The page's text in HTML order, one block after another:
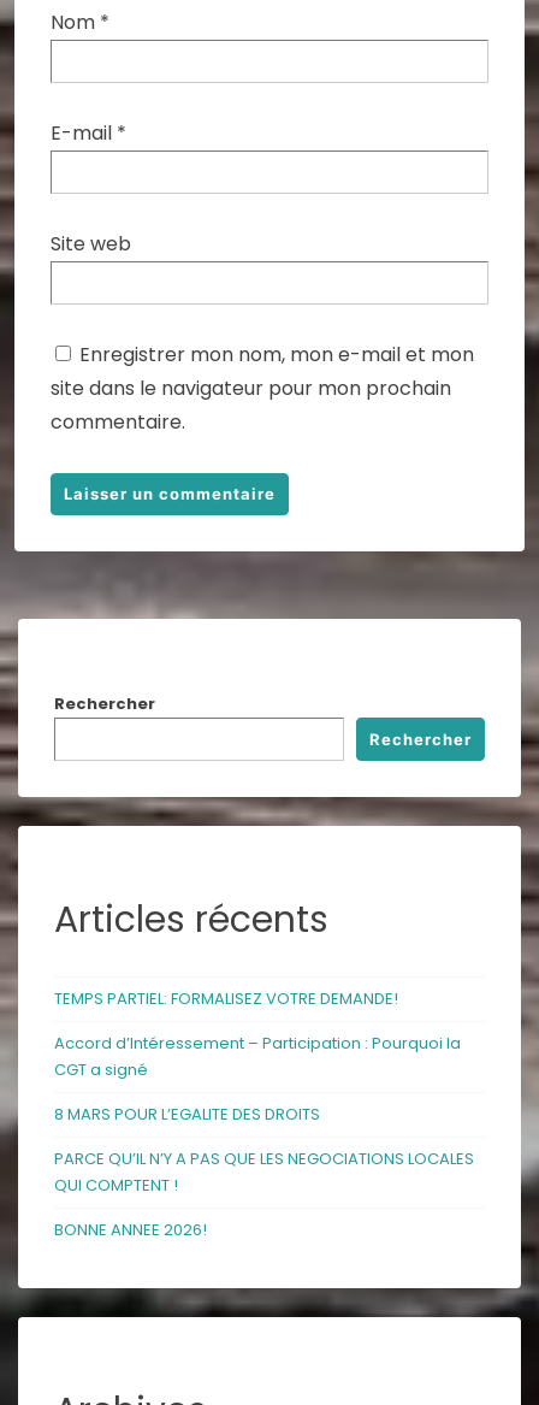
Nom *
E-mail *
Site web
Enregistrer mon nom, mon e-mail et mon
site dans le navigateur pour mon prochain
commentaire.
Rechercher
Rechercher
Articles récents
TEMPS PARTIEL: FORMALISEZ VOTRE DEMANDE!
Accord d’Intéressement – Participation : Pourquoi la
CGT a signé
8 MARS POUR L’EGALITE DES DROITS
PARCE QU’IL N’Y A PAS QUE LES NEGOCIATIONS LOCALES
QUI COMPTENT !
BONNE ANNEE 2026!